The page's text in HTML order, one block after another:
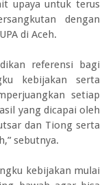
upaya untuk terus
dengan
di Aceh.
referensi bagi
kebijakan serta
setiap
yang dicapai oleh
dan Tiong serta
sebutnya.
kebijakan mulai